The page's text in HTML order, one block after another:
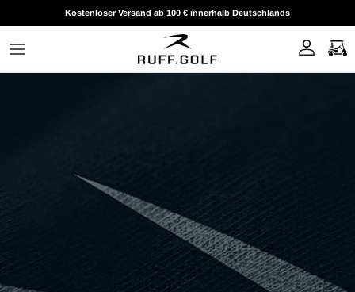
Direkt zum InhaltKostenloser Versand ab 100 € innerhalb Deutschlands